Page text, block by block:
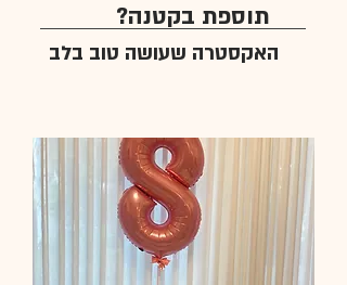
תוספת בקטנה?
האקסטרה שעושה טוב בלב